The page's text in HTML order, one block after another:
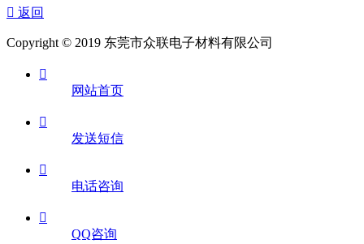
 返回
Copyright © 2019 东莞市众联电子材料有限公司

网站首页

发送短信

电话咨询

QQ咨询